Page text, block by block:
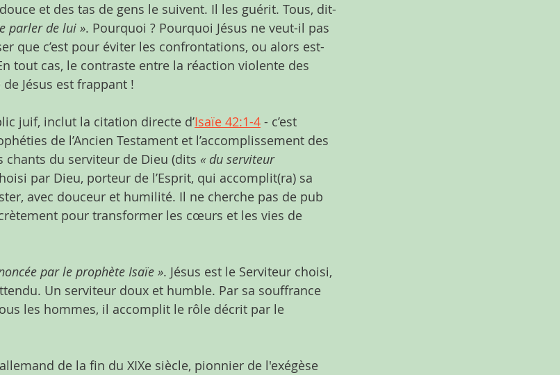
et des tas de gens le suivent. Il les guérit. Tous, dit-
parler de lui ». Pourquoi ? Pourquoi Jésus ne veut-il pas
que c’est pour éviter les confrontations, ou alors est-
tout cas, le contraste entre la réaction violente des
Jésus est frappant !
juif, inclut la citation directe d’Isaïe 42:1-4 - c’est
de l’Ancien Testament et l’accomplissement des
chants du serviteur de Dieu (dits « du serviteur
par Dieu, porteur de l’Esprit, qui accomplit(ra) sa
avec douceur et humilité. Il ne cherche pas de pub
pour transformer les cœurs et les vies de
par le prophète Isaïe ». Jésus est le Serviteur choisi,
Un serviteur doux et humble. Par sa souffrance
les hommes, il accomplit le rôle décrit par le
de la fin du XIXe siècle, pionnier de l'exégèse